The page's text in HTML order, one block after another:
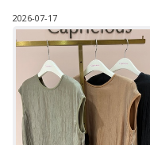
2026-07-17